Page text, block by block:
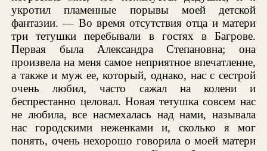
укротил пламенные порывы моей детской
фантазии. — Во время отсутствия отца и матери
три тетушки перебывали в гостях в Багрове.
Первая была Александра Степановна; она
произвела на меня самое неприятное впечатление,
а также и муж ее, который, однако, нас с сестрой
очень любил, часто сажал на колени и
беспрестанно целовал. Новая тетушка совсем нас
не любила, все насмехалась над нами, называла
нас городскими неженками и, сколько я мог
понять, очень нехорошо говорила о моей матери